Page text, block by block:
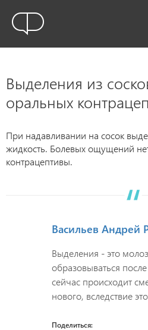
Выделения из
оральных
При надавливании на сосок
жидкость. Болевых ощущений
контрацептивы.
Васильев Андрей
Выделения - это
образовываться
сейчас происходит
нового, вследствие
Поделиться: